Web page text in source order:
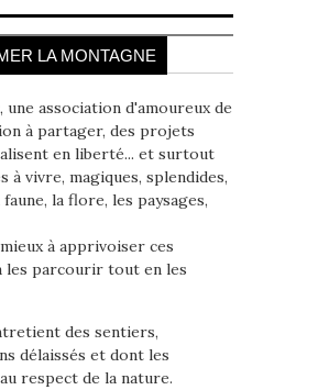
LA MONTAGNE
, une association d'amoureux de
à partager, des projets
en liberté... et surtout
à vivre, magiques, splendides,
la flore, les paysages,
à apprivoiser ces
les parcourir tout en les
des sentiers,
délaissés et dont les
respect de la nature.